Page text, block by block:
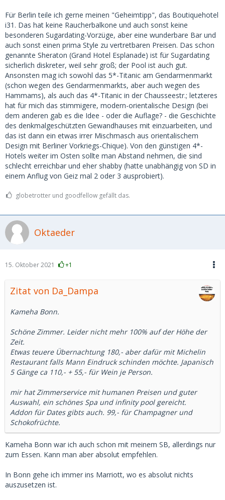
Für Berlin teile ich gerne meinen "Geheimtipp", das Boutiquehotel
i31. Das hat keine Raucherbalkone und auch sonst keine
besonderen Sugardating-Vorzüge, aber eine wunderbare Bar und
auch sonst einen prima Style zu vertretbaren Preisen. Das schon
genannte Sheraton (Grand Hotel Esplanade) ist für Sugardating
sicherlich diskreter, weil sehr groß; der Pool ist auch gut.
Ansonsten mag ich sowohl das 5*-Titanic am Gendarmenmarkt
(schon wegen des Gendarmenmarkts, aber auch wegen des
Hammams), als auch das 4*-Titanic in der Chausseestr.; letzteres
hat für mich das stimmigere, modern-orientalische Design (bei
dem anderen gab es die Idee - oder die Auflage? - die Geschichte
des denkmalgeschützten Gewandhauses mit einzuarbeiten, und
das ist dann ein etwas irrer Mischmasch aus orientalischem
Design mit Berliner Vorkriegs-Chique). Von den günstigen 4*-
Hotels weiter im Osten sollte man Abstand nehmen, die sind
schlecht erreichbar und eher shabby (hatte unabhängig von SD in
einem Anflug von Geiz mal 2 oder 3 ausprobiert).
globetrotter und goodfellow gefällt das.
Oktaeder
15. Oktober 2021 +1
Zitat von Da_Dampa
Kameha Bonn.
Schöne Zimmer. Leider nicht mehr 100% auf der Höhe der
Zeit.
Etwas teuere Übernachtung 180,- aber dafür mit Michelin
Restaurant falls Mann Eindruck schinden möchte. Japanisch
5 Gänge ca 110,- + 55,- für Wein je Person.
mir hat Zimmerservice mit humanen Preisen und guter
Auswahl, ein schönes Spa und infinity pool gereicht.
Addon für Dates gibts auch. 99,- für Champagner und
Schokofrüchte.
Kameha Bonn war ich auch schon mit meinem SB, allerdings nur
zum Essen. Kann man aber absolut empfehlen.
In Bonn gehe ich immer ins Marriott, wo es absolut nichts
auszusetzen ist.